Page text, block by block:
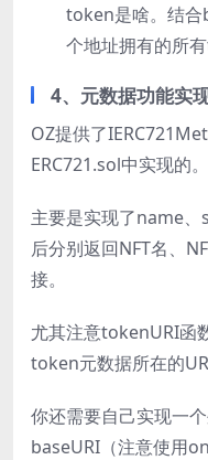
token是啥。结合
个地址拥有的所
4、元数据功能实
OZ提供了
ERC721.sol中实现的。
主要是实现了name
后分别返回NFT名、
接。
尤其注意tokenURI函
token元数据所在的URI
你还需要自己实现一
baseURI（注意使用